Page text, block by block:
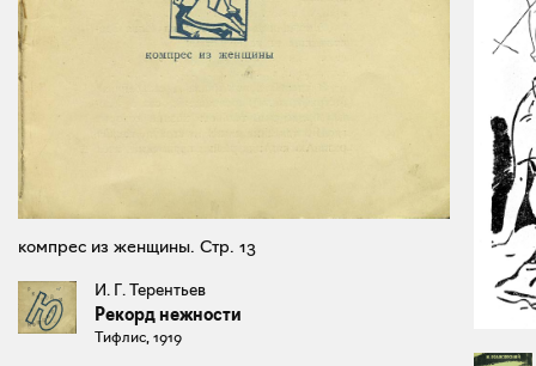
компрес из женщины. Стр. 13
И. Г. Терентьев
Рекорд нежности
Тифлис, 1919